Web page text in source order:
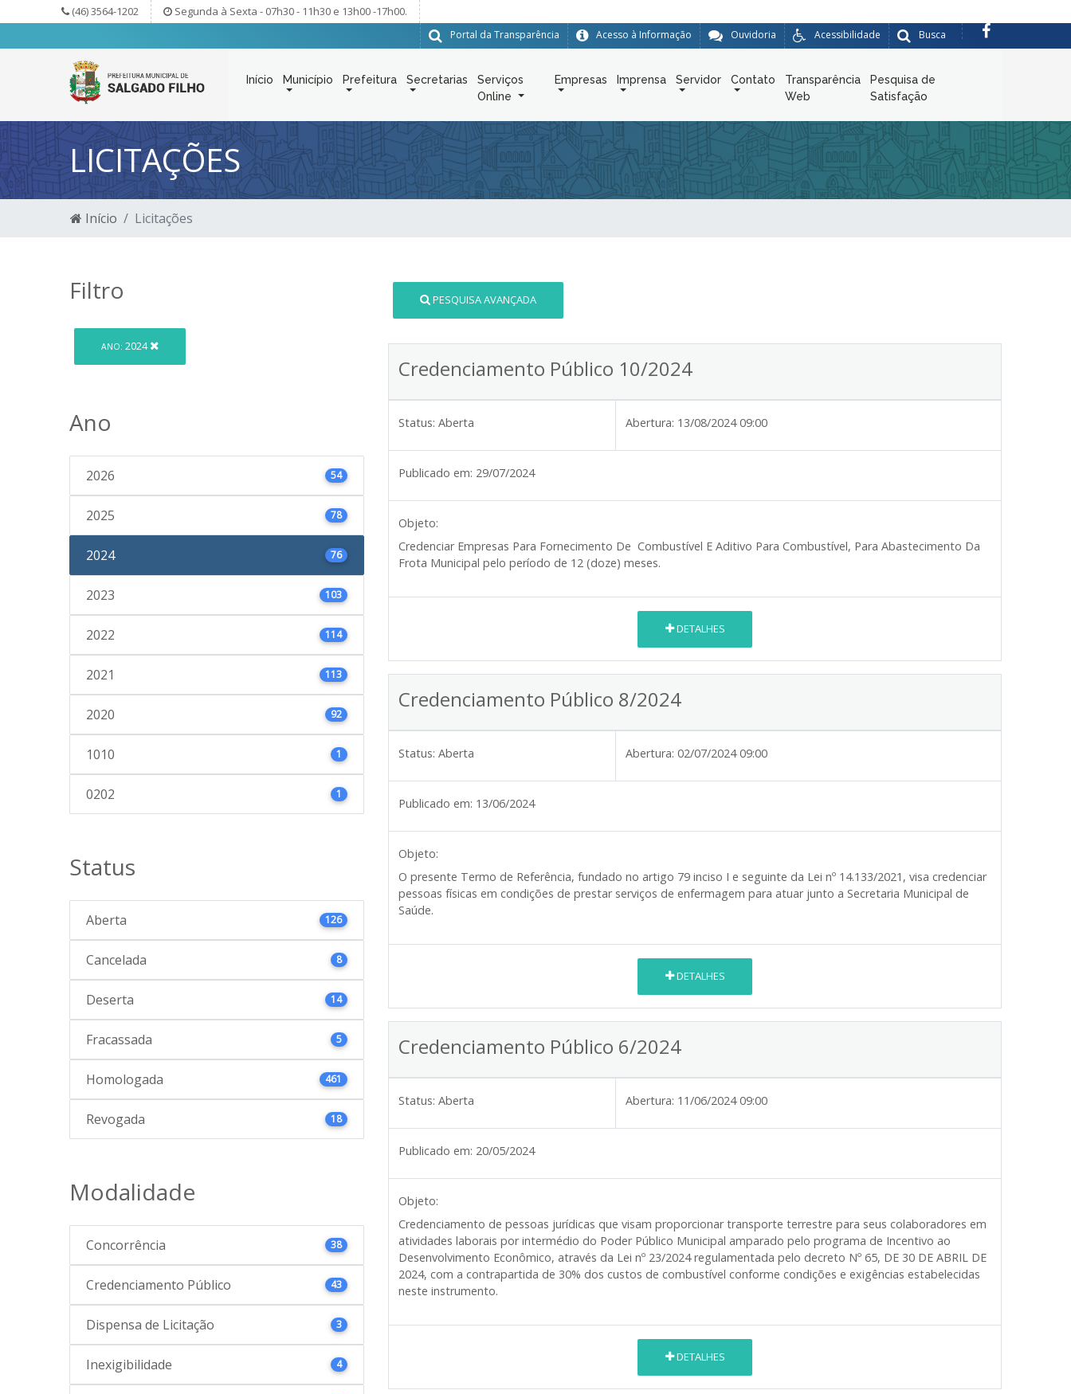
(46) 3564-1202 Segunda à Sexta - 07h30 - 11h30 e 13h00 -17h00.
Busca
Acessibilidade
Ouvidoria
Acesso à Informação
Portal da Transparência
Início Município Prefeitura Secretarias
Serviços
Online
Empresas Imprensa Servidor Contato
Transparência
Web
Pesquisa de
Satisfação
LICITAÇÕES
Início Licitações
Filtro
ANO: 2024
Ano
2026 54
2025 78
2024 76
2023 103
2022 114
2021 113
2020 92
1010 1
0202 1
Status
Aberta 126
Cancelada 8
Deserta 14
Fracassada 5
Homologada 461
Revogada 18
Modalidade
Concorrência 38
Credenciamento Público 43
Dispensa de Licitação 3
Inexigibilidade 4
PESQUISA AVANÇADA
Credenciamento Público 10/2024
Status: Aberta Abertura: 13/08/2024 09:00
Publicado em: 29/07/2024
Objeto:
Credenciar Empresas Para Fornecimento De Combustível E Aditivo Para Combustível, Para Abastecimento Da
Frota Municipal pelo período de 12 (doze) meses.
DETALHES
Credenciamento Público 8/2024
Status: Aberta Abertura: 02/07/2024 09:00
Publicado em: 13/06/2024
Objeto:
O presente Termo de Referência, fundado no artigo 79 inciso I e seguinte da Lei nº 14.133/2021, visa credenciar
pessoas físicas em condições de prestar serviços de enfermagem para atuar junto a Secretaria Municipal de
Saúde.
DETALHES
Credenciamento Público 6/2024
Status: Aberta Abertura: 11/06/2024 09:00
Publicado em: 20/05/2024
Objeto:
Credenciamento de pessoas jurídicas que visam proporcionar transporte terrestre para seus colaboradores em
atividades laborais por intermédio do Poder Público Municipal amparado pelo programa de Incentivo ao
Desenvolvimento Econômico, através da Lei nº 23/2024 regulamentada pelo decreto Nº 65, DE 30 DE ABRIL DE
2024, com a contrapartida de 30% dos custos de combustível conforme condições e exigências estabelecidas
neste instrumento.
DETALHES